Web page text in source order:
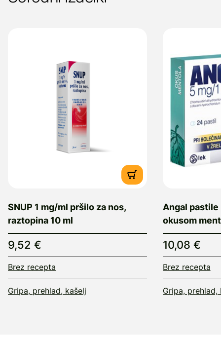
SNUP 1 mg/ml pršilo za nos,
raztopina 10 ml
9,52 €
Brez recepta
Gripa, prehlad, kašelj
Angal pastile
okusom
10,08 €
Brez recepta
Gripa, prehlad,